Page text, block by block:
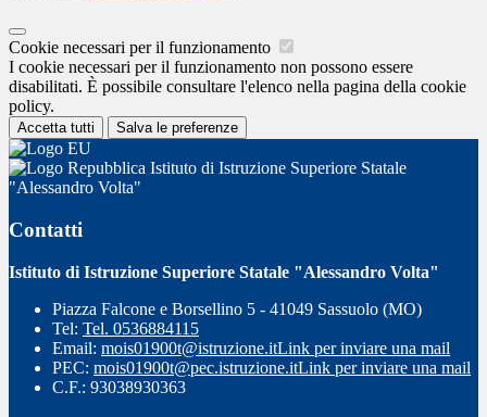
Cookie necessari per il funzionamento
I cookie necessari per il funzionamento non possono essere
disabilitati. È possibile consultare l'elenco nella pagina della cookie
policy.
Accetta tutti Salva le preferenze
Istituto di Istruzione Superiore Statale
"Alessandro Volta"
Contatti
Istituto di Istruzione Superiore Statale "Alessandro Volta"
Piazza Falcone e Borsellino 5 - 41049 Sassuolo (MO)
Tel: Tel. 0536884115
Email: mois01900t@istruzione.itLink per inviare una mail
PEC: mois01900t@pec.istruzione.itLink per inviare una mail
C.F.: 93038930363